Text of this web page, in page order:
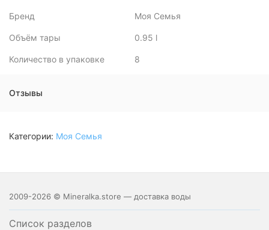
Бренд Моя Семья
Объём тары 0.95 l
Количество в упаковке 8
Отзывы
Категории: Моя Семья
2009-2026 © Mineralka.store — доставка воды
Список разделов